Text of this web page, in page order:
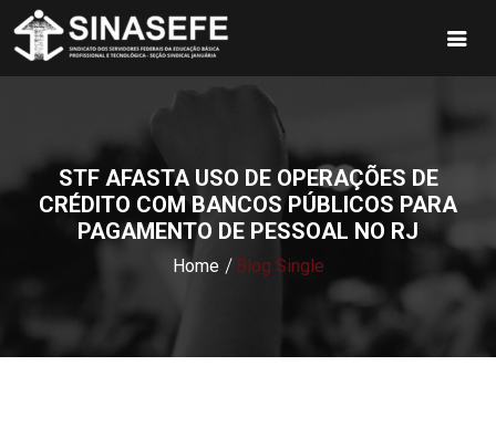
STF AFASTA USO DE OPERAÇÕES DE
CRÉDITO COM BANCOS PÚBLICOS PARA
PAGAMENTO DE PESSOAL NO RJ
Home Blog Single